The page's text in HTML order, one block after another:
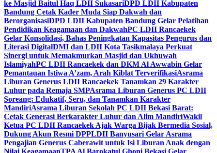
ke Masjid Baitul Haq LDII SukasariDPD LDII Kabupaten
Bandung Cetak Kader Muda Siap Dakwah dan
BerorganisasiDPD LDII Kabupaten Bandung Gelar Pelatihan
Pendidikan Keagamaan dan DakwahPC LDII Rancaekek
Gelar Konsolidasi, Bahas Peningkatan Kapasitas Pengurus dan
Literasi DigitalDMI dan LDII Kota Tasikmalaya Perkuat
Sinergi untuk Memakmurkan Masjid dan Ukhuwah
IslamiyahPC LDII Rancaekek dan DKM Al Awwabin Gelar
Pemantauan Istiwa A’zam, Arah Kiblat TerverifikasiAsrama
Liburan Generus LDII Rancaekek Tanamkan 29 Karakter
Luhur pada Remaja SMPAsrama Liburan Generus PC LDII
Soreang: Edukatif, Seru, dan Tanamkan Karakter
MandiriAsrama Liburan Sekolah PC LDII Bekasi Barat:
Cetak Generasi Berkarakter Luhur dan Alim MandiriWakil
Ketua PC LDII Rancaekek Ajak Warga Bijak Bermedia Sosial,
Dukung Akun Resmi DPPLDII Banyusari Gelar Asrama
Pengajian Generus Caberawit untuk Isi Liburan Anak dengan
Nilai KeagamaanTPA Al Barokatul Ghoni Bekasi Gelar